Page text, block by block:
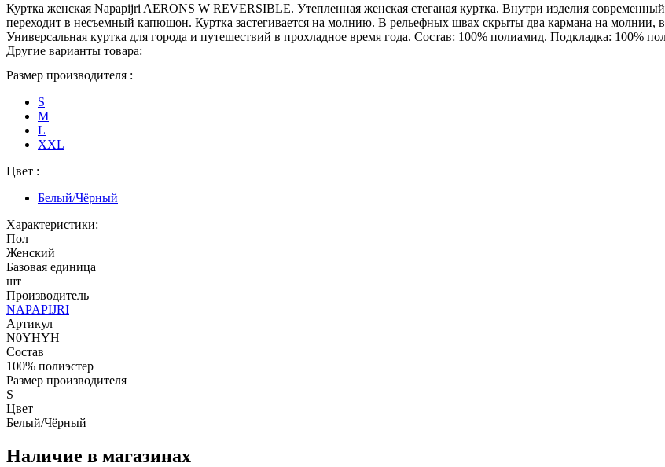
Куртка женская Napapijri AERONS W REVERSIBLE. Утепленная женская стеганая куртка. Внутри изделия
переходит в несъемный капюшон. Куртка застегивается на молнию. В рельефных швах скрыты два кармана на молнии,
Универсальная куртка для города и путешествий в прохладное время года. Состав: 100% полиамид. Подкладка: 100%
Другие варианты товара:
Размер производителя :
S
M
L
XXL
Цвет :
Белый/Чёрный
Характеристики:
Пол
Женский
Базовая единица
шт
Производитель
NAPAPIJRI
Артикул
N0YHYH
Состав
100% полиэстер
Размер производителя
S
Цвет
Белый/Чёрный
Наличие в магазинах